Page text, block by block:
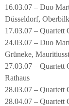
16.03.07 – Duo
Düsseldorf,
17.03.07 –
24.03.07 – Duo
Grüneke,
27.03.07 – Quartett
Rathaus
28.03.07 – Quartett
28.04.07 – Quartett